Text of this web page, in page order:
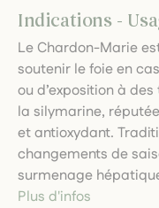
Indications -
Le Chardon-Marie
soutenir le foie en
ou d’exposition à
la silymarine,
et antioxydant.
changements de
surmenage
Plus d'infos